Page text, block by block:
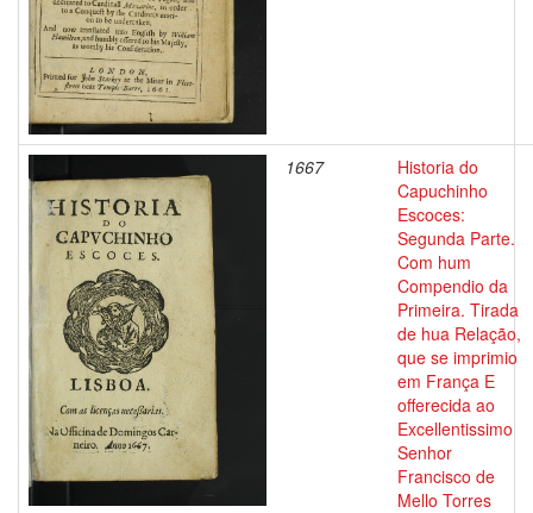
1667
Historia do
Capuchinho
Escoces:
Segunda Parte.
Com hum
Compendio da
Primeira. Tirada
de hua Relação,
que se imprimio
em França E
offerecida ao
Excellentissimo
Senhor
Francisco de
Mello Torres